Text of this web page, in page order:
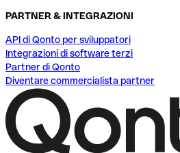
PARTNER & INTEGRAZIONI
API di Qonto per sviluppatori
Integrazioni di software terzi
Partner di Qonto
Diventare commercialista partner